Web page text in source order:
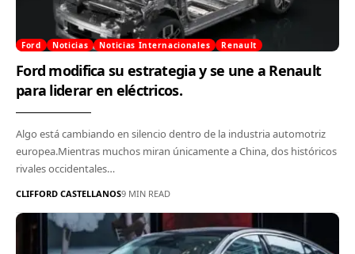
Ford Noticias Noticias Internacionales Renault
Ford modifica su estrategia y se une a Renault
para liderar en eléctricos.
Algo está cambiando en silencio dentro de la industria automotriz
europea.Mientras muchos miran únicamente a China, dos históricos
rivales occidentales…
CLIFFORD CASTELLANOS9 MIN READ